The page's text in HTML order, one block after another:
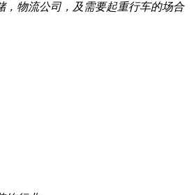
，物流公司，及需要起重行车的场合